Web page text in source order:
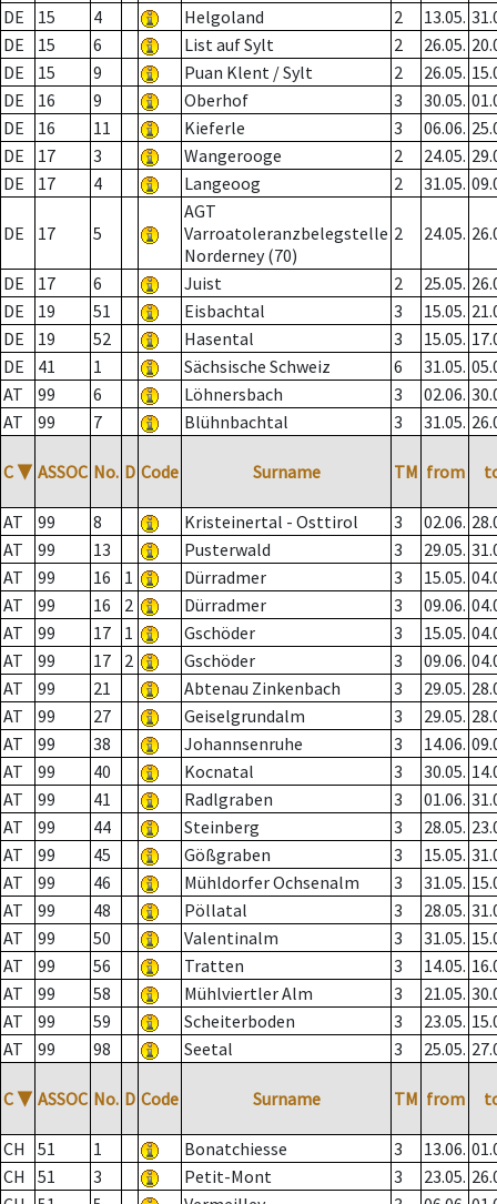
DE
15 4 Helgoland 2 13.05.
DE
15 6 List auf Sylt 2 26.05.
DE
15 9 Puan Klent / Sylt 2 26.05.
DE
16 9 Oberhof 3 30.05.
DE
16 11 Kieferle 3 06.06.
DE
17 3 Wangerooge 2 24.05.
DE
17 4 Langeoog 2 31.05.
DE 17 5
AGT
Varroatoleranzbelegstelle
Norderney (70)
2 24.05.
DE 17 6 Juist 2 25.05.
DE
19 51 Eisbachtal 3 15.05.
DE
19 52 Hasental 3 15.05.
DE
41 1 Sächsische Schweiz 6 31.05.
AT
99 6 Löhnersbach 3 02.06.
AT
99 7 Blühnbachtal 3 31.05.
C ▼ ASSOC No. D Code Surname TM from
AT 99 8 Kristeinertal - Osttirol 3 02.06.
AT
99 13 Pusterwald 3 29.05.
AT
99 16 1 Dürradmer 3 15.05.
AT
99 16 2 Dürradmer 3 09.06.
AT
99 17 1 Gschöder 3 15.05.
AT
99 17 2 Gschöder 3 09.06.
AT
99 21 Abtenau Zinkenbach 3 29.05.
AT
99 27 Geiselgrundalm 3 29.05.
AT
99 38 Johannsenruhe 3 14.06.
AT
99 40 Kocnatal 3 30.05.
AT
99 41 Radlgraben 3 01.06.
AT
99 44 Steinberg 3 28.05.
AT
99 45 Gößgraben 3 15.05.
AT
99 46 Mühldorfer Ochsenalm 3 31.05.
AT
99 48 Pöllatal 3 28.05.
AT
99 50 Valentinalm 3 31.05.
AT
99 56 Tratten 3 14.05.
AT
99 58 Mühlviertler Alm 3 21.05.
AT
99 59 Scheiterboden 3 23.05.
AT
99 98 Seetal 3 25.05.
C ▼ ASSOC No. D Code Surname TM from
CH 51 1 Bonatchiesse 3 13.06.
CH
51 3 Petit-Mont 3 23.05.